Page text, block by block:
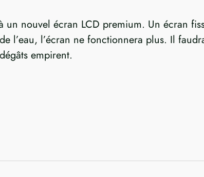
nouvel écran LCD premium. Un écran
l’eau, l’écran ne fonctionnera plus. Il
empirent.